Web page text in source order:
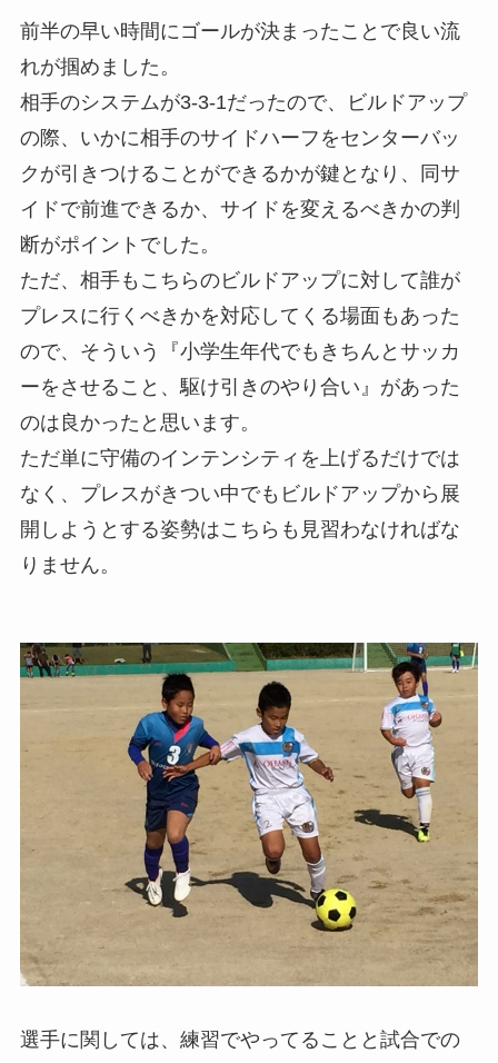
前半の早い時間にゴールが決まったことで良い流
れが掴めました。
相手のシステムが3-3-1だったので、ビルドアップ
の際、いかに相手のサイドハーフをセンターバッ
クが引きつけることができるかが鍵となり、同サ
イドで前進できるか、サイドを変えるべきかの判
断がポイントでした。
ただ、相手もこちらのビルドアップに対して誰が
プレスに行くべきかを対応してくる場面もあった
ので、そういう『小学生年代でもきちんとサッカ
ーをさせること、駆け引きのやり合い』があった
のは良かったと思います。
ただ単に守備のインテンシティを上げるだけでは
なく、プレスがきつい中でもビルドアップから展
開しようとする姿勢はこちらも見習わなければな
りません。
選手に関しては、練習でやってることと試合での